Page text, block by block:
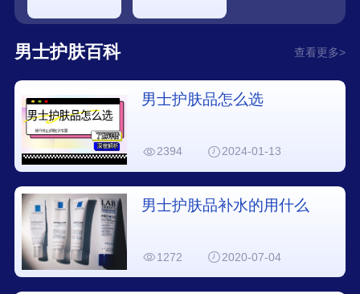
男士护肤百科 查看更多>
男士护肤品怎么选
2394 2024-01-13
男士护肤品补水的用什么
1272 2020-07-04